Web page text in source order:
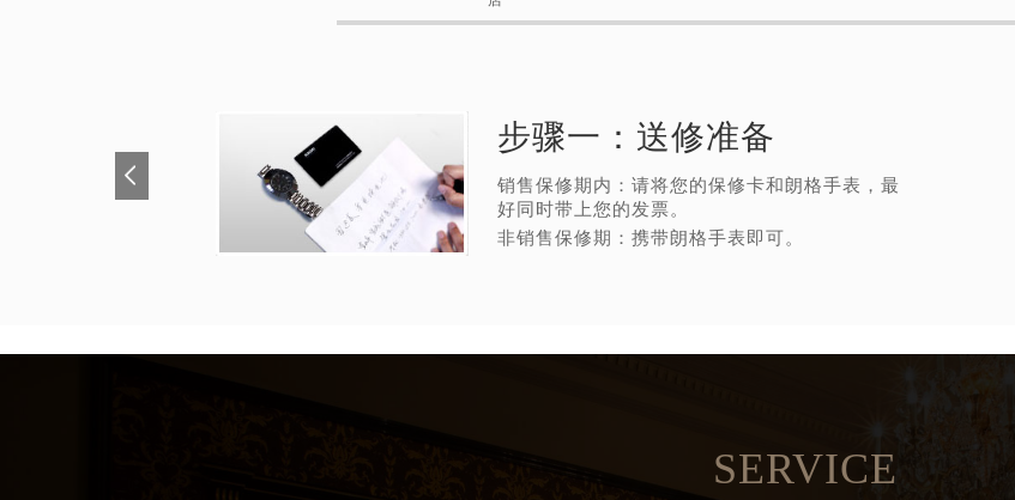
步骤一： 送修准备
销售保修期内：请将您的保修卡和朗格手表，最
好同时带上您的发票。
非销售保修期：携带朗格手表即可。
SERVICE